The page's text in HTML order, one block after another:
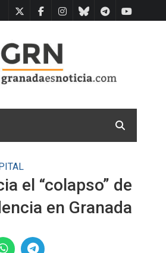
el “colapso” de
en Granada